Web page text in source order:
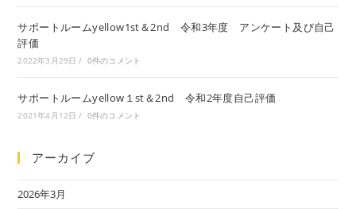
サポートルームyellow1st＆2nd 令和3年度 アンケート及び自己
評価
2022年3月29日 / 0件のコメント
サポートルームyellow１st＆2nd 令和2年度自己評価
2021年4月12日 / 0件のコメント
アーカイブ
2026年3月